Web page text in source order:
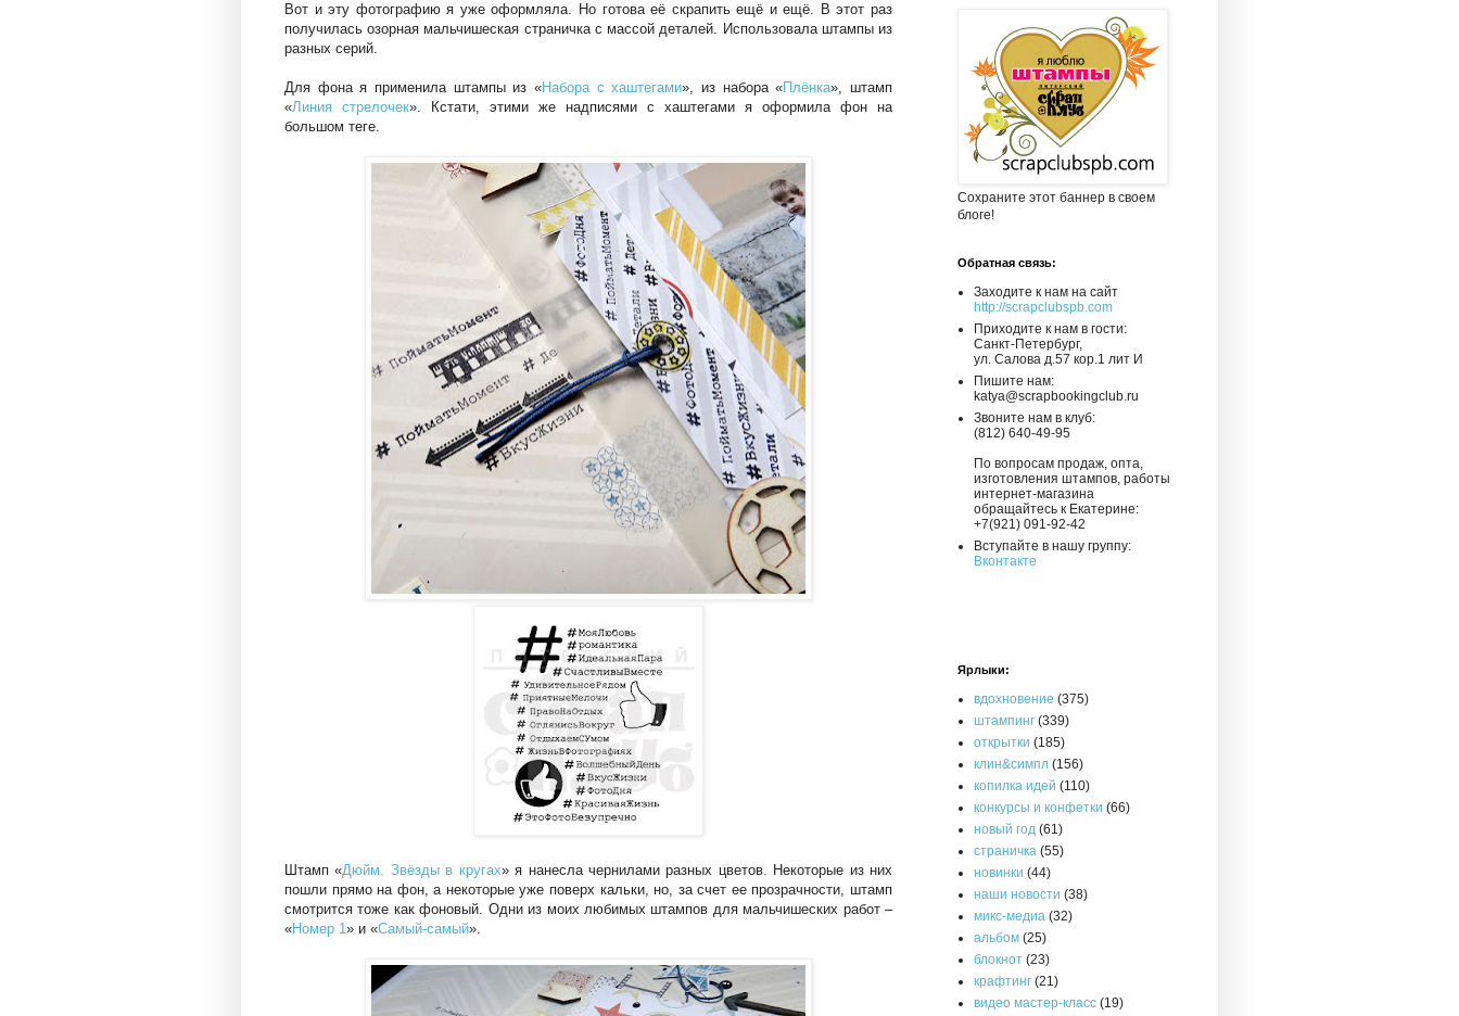
Вот и эту фотографию я уже оформляла. Но готова её скрапить ещё и ещё. В этот раз
получилась озорная мальчишеская страничка с массой деталей. Использовала штампы из
разных серий.
Для фона я применила штампы из «Набора с хаштегами», из набора «Плёнка», штамп
«Линия стрелочек». Кстати, этими же надписями с хаштегами я оформила фон на
большом теге.
Штамп «Дюйм. Звёзды в кругах» я нанесла чернилами разных цветов. Некоторые из них
пошли прямо на фон, а некоторые уже поверх кальки, но, за счет ее прозрачности, штамп
смотрится тоже как фоновый. Одни из моих любимых штампов для мальчишеских работ –
«Номер 1» и «Самый-самый».
Cохраните этот баннер в своем
блоге!
Обратная связь:
Заходите к нам на сайт
http://scrapclubspb.com
Приходите к нам в гости:
Санкт-Петербург,
ул. Салова д.57 кор.1 лит И
Пишите нам:
katya@scrapbookingclub.ru
Звоните нам в клуб:
(812) 640-49-95
По вопросам продаж, опта,
изготовления штампов, работы
интернет-магазина
обращайтесь к Екатерине:
+7(921) 091-92-42
Вступайте в нашу группу:
Вконтакте
Ярлыки:
вдохновение (375)
штампинг (339)
открытки (185)
клин&симпл (156)
копилка идей (110)
конкурсы и конфетки (66)
новый год (61)
страничка (55)
новинки (44)
наши новости (38)
микс-медиа (32)
альбом (25)
блокнот (23)
крафтинг (21)
видео мастер-класс (19)